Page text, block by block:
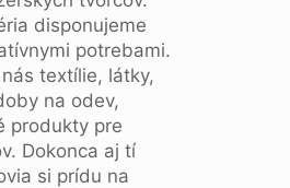
disponujeme
potrebami.
textílie, látky,
na odev,
produkty pre
Dokonca aj tí
si prídu na